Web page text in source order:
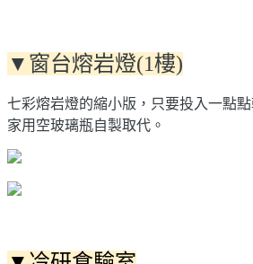
▼窗台熔岩燈(1樓)
七彩熔岩燈的縮小版，只要投入一點
家用空玻璃瓶自製取代。